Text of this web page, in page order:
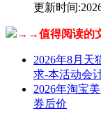
更新时间
→→值得阅读的
2026年8月天
求-本活动会
2026年淘宝
券后价